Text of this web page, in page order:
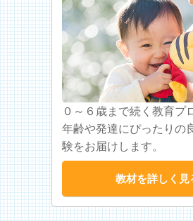
０～６歳まで続く教育プ
年齢や発達にぴったりの
験をお届けします。
教材を詳しく見